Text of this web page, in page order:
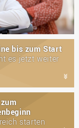
bis zum Start
es jetzt weiter
starten